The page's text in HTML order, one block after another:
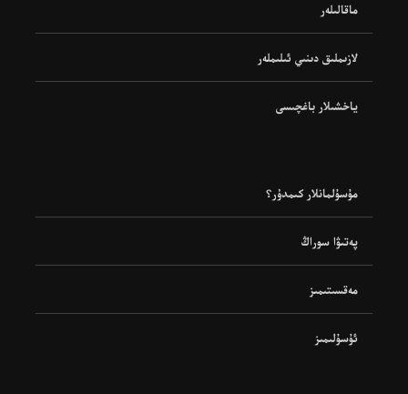
ماقالىلەر
لازىملىق دىنىي ئىلىملەر
ياخشىلار باغچىسى
مۇسۇلمانلار كىمدۇر؟
پەتىۋا سوراڭ
مەقسىتىمىز
ئۇسۇلىمىز